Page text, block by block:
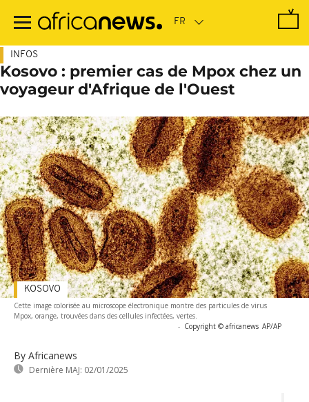
contenu
INFOS
Kosovo : premier cas de Mpox chez un
voyageur d'Afrique de l'Ouest
Cette image colorisée au microscope électronique montre des particules de virus
Mpox, orange, trouvées dans des cellules infectées, vertes.
- Copyright © africanews AP/AP
By Africanews
Dernière MAJ: 02/01/2025
KOSOVO